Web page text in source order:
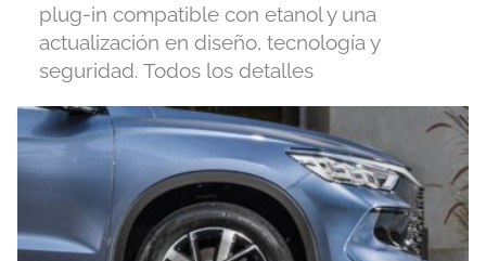
plug-in compatible con etanol y una
actualización en diseño, tecnología y
seguridad. Todos los detalles